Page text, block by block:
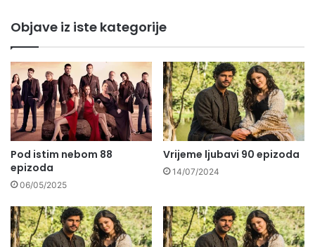
Objave iz iste kategorije
Pod istim nebom 88
epizoda
06/05/2025
Vrijeme ljubavi 90 epizoda
14/07/2024